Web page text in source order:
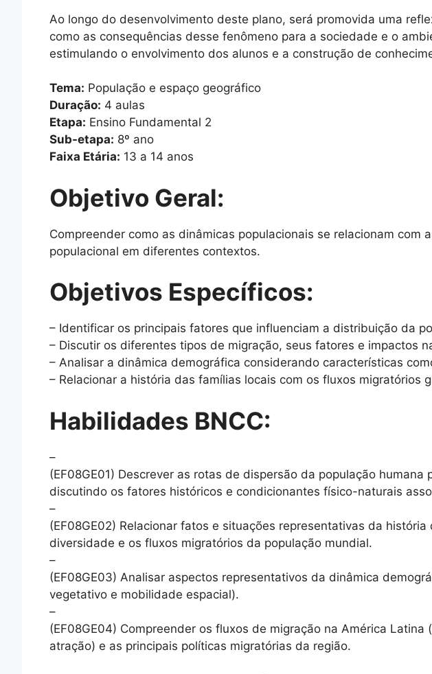
Ao longo do desenvolvimento deste plano, será promovida uma
como as consequências desse fenômeno para a sociedade e o
estimulando o envolvimento dos alunos e a construção de
Tema: População e espaço geográfico
Duração: 4 aulas
Etapa: Ensino Fundamental 2
Sub-etapa: 8º ano
Faixa Etária: 13 a 14 anos
Objetivo Geral:
Compreender como as dinâmicas populacionais se relacionam
populacional em diferentes contextos.
Objetivos Específicos:
– Identificar os principais fatores que influenciam a distribuição da
– Discutir os diferentes tipos de migração, seus fatores e impactos
– Analisar a dinâmica demográfica considerando características
– Relacionar a história das famílias locais com os fluxos migratórios
Habilidades BNCC:
–
(EF08GE01) Descrever as rotas de dispersão da população
discutindo os fatores históricos e condicionantes físico-naturais
–
(EF08GE02) Relacionar fatos e situações representativas da
diversidade e os fluxos migratórios da população mundial.
–
(EF08GE03) Analisar aspectos representativos da dinâmica
vegetativo e mobilidade espacial).
–
(EF08GE04) Compreender os fluxos de migração na América
atração) e as principais políticas migratórias da região.